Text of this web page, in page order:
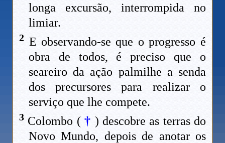
longa excursão, interrompida no
limiar.
2 E observando-se que o progresso é
obra de todos, é preciso que o
seareiro da ação palmilhe a senda
dos precursores para realizar o
serviço que lhe compete.
3 Colombo († ) descobre as terras do
Novo Mundo, depois de anotar os